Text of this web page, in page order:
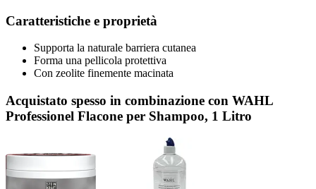
Caratteristiche e proprietà
Supporta la naturale barriera cutanea
Forma una pellicola protettiva
Con zeolite finemente macinata
Acquistato spesso in combinazione con WAHL
Professionel Flacone per Shampoo, 1 Litro